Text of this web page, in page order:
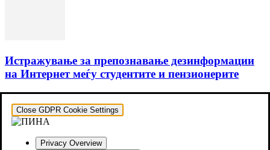
Истражувaње за препознавање дезинформации
на Интернет меѓу студентите и пензионерите
Close GDPR Cookie Settings
Privacy Overview